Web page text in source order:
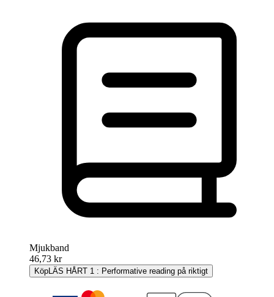
Mjukband
46,73 kr
Köp LÄS HÅRT 1 : Performative reading på riktigt